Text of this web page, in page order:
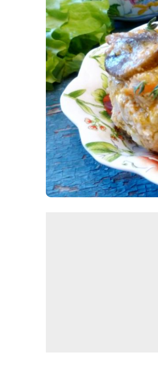
Картопля з м’ясом
Мясо по-французьки
Шинка
Рецепти із фаршу